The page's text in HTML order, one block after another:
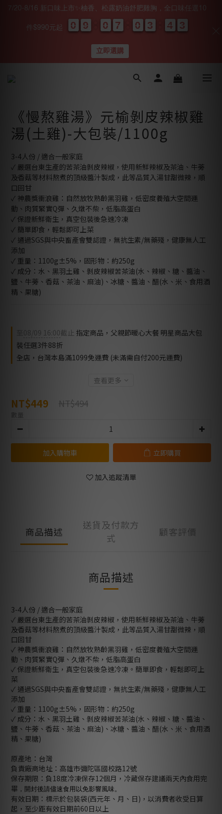
《慢熬雞湯》元榆剝皮辣椒雞
湯(土雞)-大包裝/1100g
3-4人份 / 適合一般家庭
✓ 嚴選台東生產的苦茶油剝皮辣椒，使用新鮮辣椒及茶油、牛蒡
及香菇等材料熬煮的頂級醬汁製成，此等品質入湯甘甜微辣，順
口回甘
✓ 神農獎衝浪雞：自然放牧熟齡黑羽雞，低密度養殖大空間運
動、肉質緊實Q彈、久燉不柴，低脂高蛋白
✓ 保證新鮮衛生，真空包裝後急速冷凍
✓ 簡單即食，輕鬆即可上菜
✓ 通過SGS與中央畜產會雙認證，無抗生素/無藥殘，健康無人工
添加
✓ 重量：1100g±5%，固形物：約250g
✓ 成分：水、黑羽土雞、剝皮辣椒苦茶油(水、辣椒、糖、醬油、
鹽、牛蒡、香菇、茶油、麻油)、冰糖、醬油、醋(水、米、食用酒
精、果糖)
08/09 16:00截止 指定商品，父親節暖心大餐 明星商品大包
裝任選3件88折
全店，台灣本島滿1099免運費 (未滿需自付200元運費)
查看更多
NT$449 NT$494
加入購物車 立即購買
加入追蹤清單
商品描述
送貨及付款方
式
顧客評價
商品描述
3-4人份 / 適合一般家庭
✓ 嚴選台東生產的苦茶油剝皮辣椒，使用新鮮辣椒及茶油、牛蒡
及香菇等材料熬煮的頂級醬汁製成，此等品質入湯甘甜微辣，順
口回甘
✓ 神農獎衝浪雞：自然放牧熟齡黑羽雞，低密度養殖大空間運
動、肉質緊實Q彈、久燉不柴，低脂高蛋白
✓ 保證新鮮衛生，真空包裝後急速冷凍。簡單即食，輕鬆即可上
菜
✓ 通過SGS與中央畜產會雙認證，無抗生素/無藥殘，健康無人工
添加
✓ 重量：1100g±5%，固形物：約250g
✓ 成分： 水、黑羽土雞、剝皮辣椒苦茶油(水、辣椒、糖、醬油、
鹽、牛蒡、香菇、茶油、麻油)、冰糖、醬油、醋(水、米、食用酒
精、果糖)
原產地：台灣
負責廠商地址：高雄市彌陀區國校路12號
保存期限：負18度冷凍保存12個月，冷藏保存建議兩天內食用完
畢 ，開封後請儘速食用以免影響風味。
有效日期：標示於包裝袋(西元年、月、日)，以消費者收受日算
起，至少距有效日期前60日以上
7/20-8/16 新口味上市✨柚香、松露奶油舒肥雞胸，全口味任選10
件$990元起 0
0
0
0 9
9
9
9 0
0
0
0 7
7
7
7 0
0
0
0 3
3
3
3 4
4
4
4 0
0
2
2
1
立即選購